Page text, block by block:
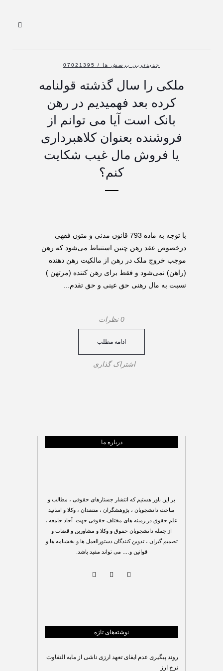
جدیدترین پرسش ها / 07021395
ملکی را سال گذشته قولنامه
کرده بعد فهمیدیم در رهن
بانک است آیا می توانم از
فروشنده بعنوان کلاهبرداری
یا فروش مال غیب شکایت
کنم؟
با توجه به ماده 793 قانون مدنی و متون فقهی
درخصوص عقد رهن چنین استنباط می‌شود که رهن
موجب خروج ملک در رهن از مالکیت رهن دهنده
(راهن) نمی‌شود و فقط برای رهن کننده (مرتهن )
نسبت به مال رهنی حق عینی و حق تقدم...
0 نظرات
ادامه مطلب
اشتراک گذاری
درباره ما
بر این باور هستیم که انتشار جستارهای حقوقی ، مطالب و
مباحث دانشجویان ، پژوهشگران ، منتقدان ، وکلا و اساتید
علم حقوق در زمینه های مختلف حقوقی جهت آحاد جامعه ،
از جمله دانشجویان حقوق و وکلا و مشاورین و قضات و
تصمیم گیران ، تدوین کنندگان دستورالعمل ها و بخشنامه ها و
قوانین و…. می تواند مفید باشد.
نوشته‌های تازه
روند پیگیری عدم ایفای تعهد ارزی ناشی از مابه التفاوت
نرخ ارز